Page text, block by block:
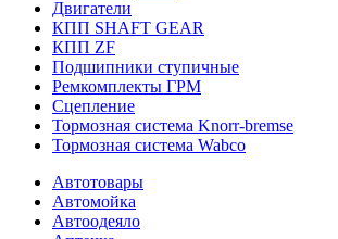
Двигатели
КПП SHAFT GEAR
КПП ZF
Подшипники ступичные
Ремкомплекты ГРМ
Сцепление
Тормозная система Knorr-bremse
Тормозная система Wabco
Автотовары
Автомойка
Автоодеяло